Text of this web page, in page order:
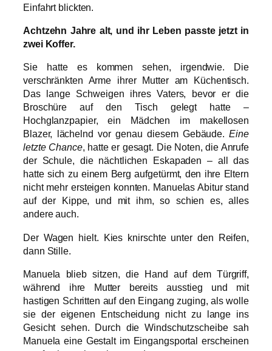
Einfahrt blickten.
Achtzehn Jahre alt, und ihr Leben passte jetzt in
zwei Koffer.
Sie hatte es kommen sehen, irgendwie. Die
verschränkten Arme ihrer Mutter am Küchentisch.
Das lange Schweigen ihres Vaters, bevor er die
Broschüre auf den Tisch gelegt hatte –
Hochglanzpapier, ein Mädchen im makellosen
Blazer, lächelnd vor genau diesem Gebäude.Eine
letzte Chance, hatte er gesagt. Die Noten, die Anrufe
der Schule, die nächtlichen Eskapaden – all das
hatte sich zu einem Berg aufgetürmt, den ihre Eltern
nicht mehr ersteigen konnten. Manuelas Abitur stand
auf der Kippe, und mit ihm, so schien es, alles
andere auch.
Der Wagen hielt. Kies knirschte unter den Reifen,
dann Stille.
Manuela blieb sitzen, die Hand auf dem Türgriff,
während ihre Mutter bereits ausstieg und mit
hastigen Schritten auf den Eingang zuging, als wolle
sie der eigenen Entscheidung nicht zu lange ins
Gesicht sehen. Durch die Windschutzscheibe sah
Manuela eine Gestalt im Eingangsportal erscheinen